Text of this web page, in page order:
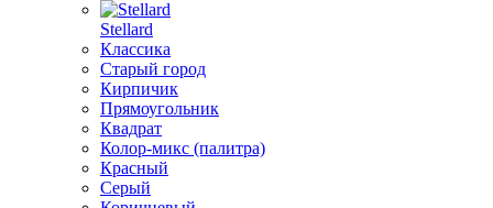
Stellard
Классика
Старый город
Кирпичик
Прямоугольник
Квадрат
Колор-микс (палитра)
Красный
Серый